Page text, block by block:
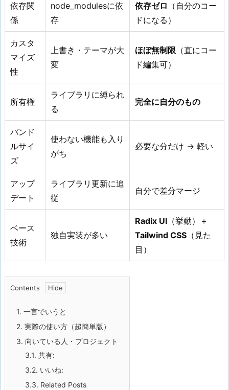
依存関
係
node_modulesに依
存
依存ゼロ （自分のコー
ドになる）
カスタ
マイズ
性
上書き・テーマが大
変
ほぼ無制限 （直にコー
ド編集可）
所有権
ライブラリに縛られ
る
完全に自分のもの
バンド
ルサイ
ズ
使わない機能も入り
がち
必要な分だけ → 軽い
アップ
デート
ライブラリ更新に追
従
自分で差分マージ
ベース
技術
独自実装が多い
Radix UI （挙動）＋
Tailwind CSS （見た
目）
Contents
1. 一言でいうと
2. 実際の使い方（超簡単版）
3. 向いている人・プロジェクト
3.1. 共有:
3.2. いいね:
3.3. Related Posts